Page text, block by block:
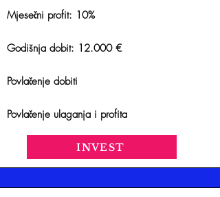
Mjesečni profit: 10%
Godišnja dobit: 12.000 €
Povlačenje dobiti
Povlačenje ulaganja i profita
INVEST